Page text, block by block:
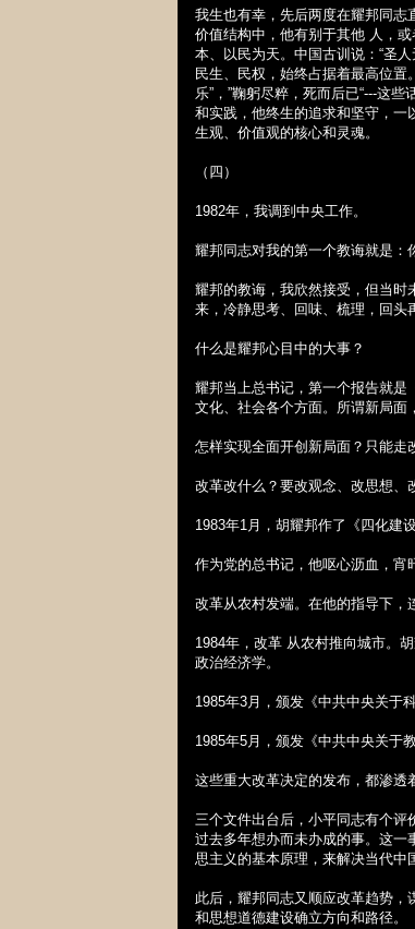
我生也有幸，先后两度在耀邦同志
价值结构中，他有别于其他 人，
本、以民为天。中国古训说：“圣
民生、民权，始终占据着最高位置
乐”，”鞠躬尽粹，死而后已“---这些
和实践，他终生的追求和坚守，一
生观、价值观的核心和灵魂。
（四）
1982年，我调到中央工作。
耀邦同志对我的第一个教诲就是：
耀邦的教诲，我欣然接受，但当时
来，冷静思考、回味、梳理，回头
什么是耀邦心目中的大事？
耀邦当上总书记，第一个报告就是
文化、社会各个方面。所谓新局面
怎样实现全面开创新局面？只能走
改革改什么？要改观念、改思想、
1983年1 月，胡耀邦作了《四化建
作为党的总书记，他呕心沥血，宵
改革从农村发端。在他的指导下，
1984年，改革 从农村推向城市。
政治经济学。
1985年3 月，颁发《中共中央关于
1985年5 月，颁发《中共中央关于
这些重大改革决定的发布，都渗透
三个文件出台后，小平同志有个评
过去多年想办而未办成的事。这一
思主义的基本原理，来解决当代中
此后，耀邦同志又顺应改革趋势
和思想道德建设确立方向和路径。